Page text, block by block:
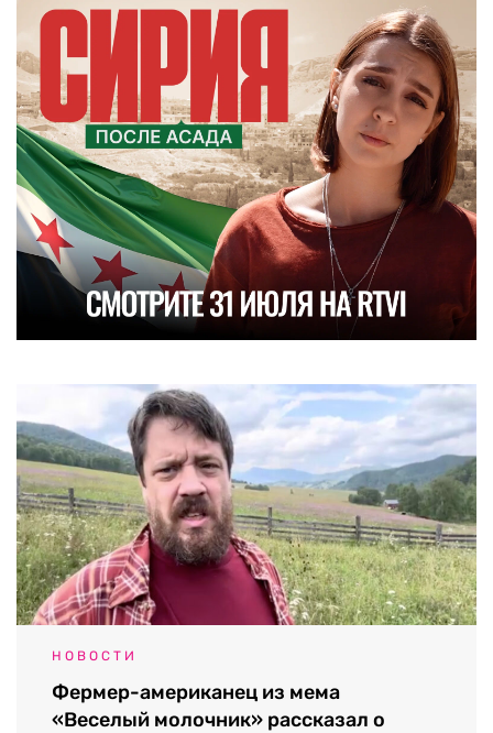
НОВОСТИ
Фермер-американец из мема
«Веселый молочник» рассказал о